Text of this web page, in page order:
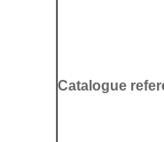
Catalogue